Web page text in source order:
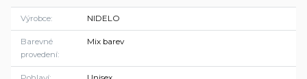
Výrobce NIDELO
Barevné
provedení
Mix barev